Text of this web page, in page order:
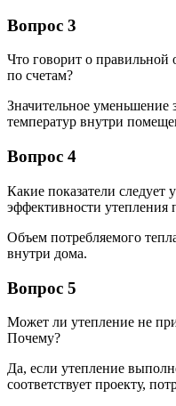
Вопрос 3
Что говорит о правильной
по счетам?
Значительное уменьшение
температур внутри
Вопрос 4
Какие показатели следует
эффективности утепления
Объем потребляемого
внутри дома.
Вопрос 5
Может ли утепление не
Почему?
Да, если утепление
соответствует проекту,